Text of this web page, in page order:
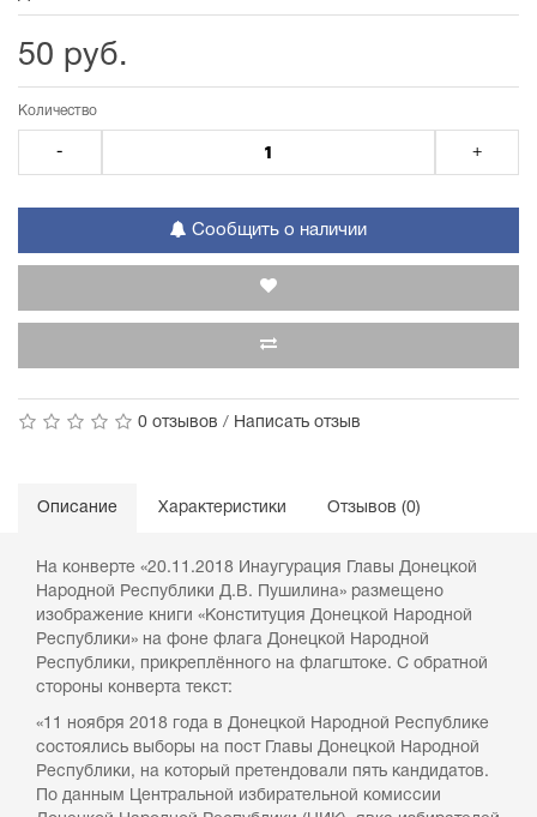
50 руб.
Количество
- +
Сообщить о наличии
0 отзывов / Написать отзыв
Описание Характеристики Отзывов (0)
На конверте «20.11.2018 Инаугурация Главы Донецкой
Народной Республики Д.В. Пушилина» размещено
изображение книги «Конституция Донецкой Народной
Республики» на фоне флага Донецкой Народной
Республики, прикреплённого на флагштоке. С обратной
стороны конверта текст:
«11 ноября 2018 года в Донецкой Народной Республике
состоялись выборы на пост Главы Донецкой Народной
Республики, на который претендовали пять кандидатов.
По данным Центральной избирательной комиссии